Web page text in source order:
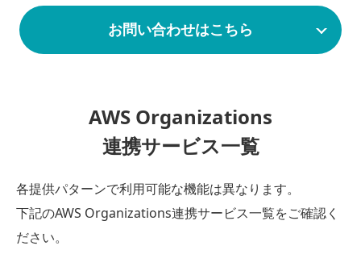
お問い合わせはこちら
AWS Organizations
連携サービス一覧
各提供パターンで利用可能な機能は異なります。
下記のAWS Organizations連携サービス一覧をご確認く
ださい。